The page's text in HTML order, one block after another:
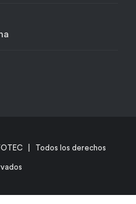
| Todos los derechos